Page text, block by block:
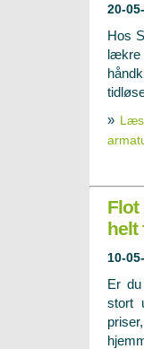
20-
Hos
»
Flot
helt
10-
Er
stort